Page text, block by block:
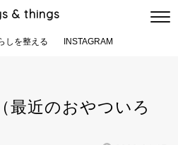
& things
しを整える INSTAGRAM
最近のおやついろ